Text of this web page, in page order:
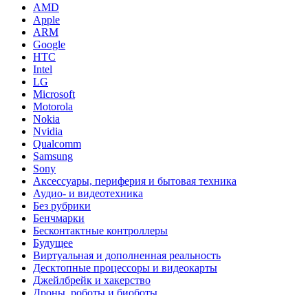
AMD
Apple
ARM
Google
HTC
Intel
LG
Microsoft
Motorola
Nokia
Nvidia
Qualcomm
Samsung
Sony
Аксессуары, периферия и бытовая техника
Аудио- и видеотехника
Без рубрики
Бенчмарки
Бесконтактные контроллеры
Будущее
Виртуальная и дополненная реальность
Десктопные процессоры и видеокарты
Джейлбрейк и хакерство
Дроны, роботы и биоботы